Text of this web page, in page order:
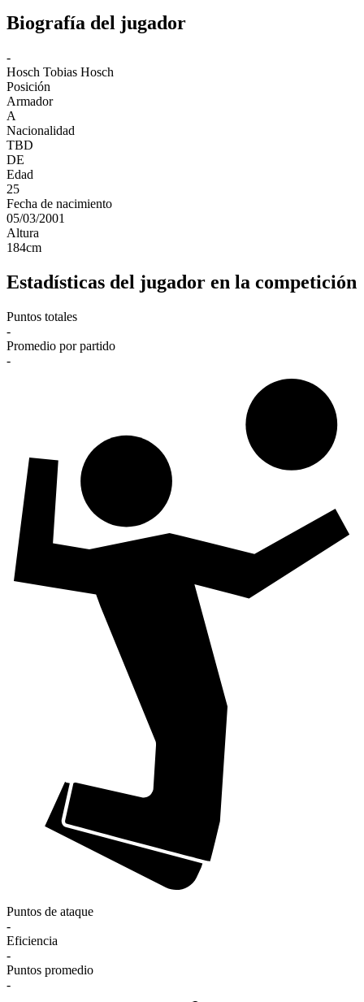
Biografía del jugador
-
Hosch Tobias Hosch
Posición
Armador
A
Nacionalidad
TBD
DE
Edad
25
Fecha de nacimiento
05/03/2001
Altura
184cm
Estadísticas del jugador en la competición
Puntos totales
-
Promedio por partido
-
Puntos de ataque
-
Eficiencia
-
Puntos promedio
-